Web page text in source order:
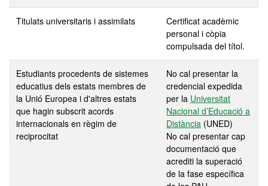
Titulats universitaris i assimilats
Certificat acadèmic
personal i còpia
compulsada del títol.
Estudiants procedents de sistemes
educatius dels estats membres de
la Unió Europea i d'altres estats
que hagin subscrit acords
internacionals en règim de
reciprocitat
No cal presentar la
credencial expedida
per la Universitat
Nacional d’Educació a
Distància (UNED)
No cal presentar cap
documentació que
acrediti la superació
de la fase específica